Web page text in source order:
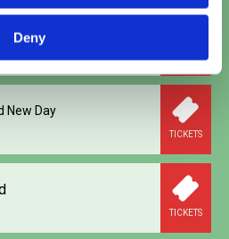
Deny
(NL)
New Day
TICKETS
TICKETS